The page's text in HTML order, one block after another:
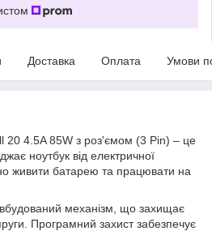
Доставка Оплата Умови
20 4.5A 85W з роз'ємом (3 Pin) – це
ноутбук від електричної
живити батарею та працювати на
механізм, що захищає
Програмний захист забезпечує